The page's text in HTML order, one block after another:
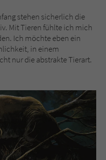
stehen sicherlich die
Mit Tieren fühlte ich mich
Ich möchte eben ein
in einem
nur die abstrakte Tierart.